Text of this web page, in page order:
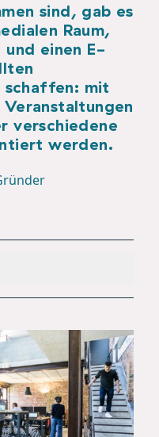
sind, gab es
Raum,
einen E-
schaffen: mit
verschiedene
werden.